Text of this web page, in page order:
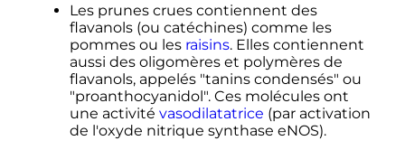
Les prunes crues contiennent des
flavanols (ou catéchines) comme les
pommes ou les raisins. Elles contiennent
aussi des oligomères et polymères de
flavanols, appelés "tanins condensés" ou
"proanthocyanidol". Ces molécules ont
une activité vasodilatatrice (par activation
de l'oxyde nitrique synthase eNOS).